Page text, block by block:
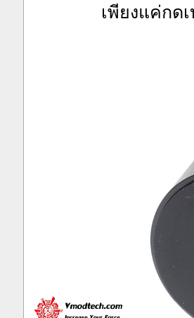
เพียงแค่กด